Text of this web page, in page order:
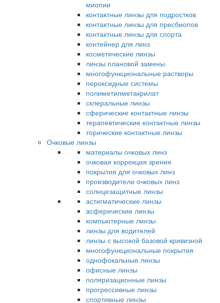
миопии
контактные линзы для подростков
контактные линзы для пресбиопов
контактные линзы для спорта
контейнер для линз
косметические линзы
линзы плановой замены
многофункциональные растворы
пероксидные системы
полиметилметакрилат
склеральные линзы
сферические контактные линзы
терапевтические контактные линзы
торические контактные линзы
Очковые линзы
материалы очковых линз
очковая коррекция зрения
покрытия для очковых линз
производители очковых линз
солнцезащитные линзы
астигматические линзы
асферические линзы
компьютерные линзы
линзы для водителей
линзы с высокой базовой кривизной
многофункциональные покрытия
однофокальные линзы
офисные линзы
поляризационные линзы
прогрессивные линзы
спортивные линзы